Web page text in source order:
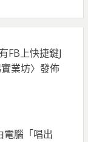
FB上快捷鍵J
業坊〉發佈
電腦「唱出